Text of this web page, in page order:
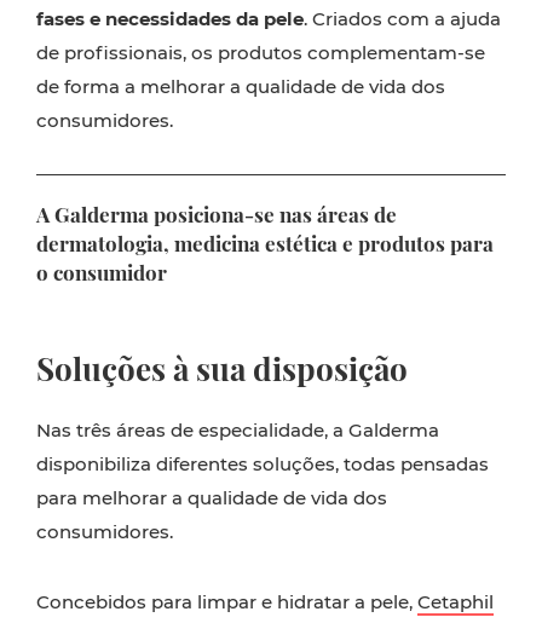
fases e necessidades da pele. Criados com a ajuda
de profissionais, os produtos complementam-se
de forma a melhorar a qualidade de vida dos
consumidores.
A Galderma posiciona-se nas áreas de
dermatologia, medicina estética e produtos para
o consumidor
Soluções à sua disposição
Nas três áreas de especialidade, a Galderma
disponibiliza diferentes soluções, todas pensadas
para melhorar a qualidade de vida dos
consumidores.
Concebidos para limpar e hidratar a pele, Cetaphil